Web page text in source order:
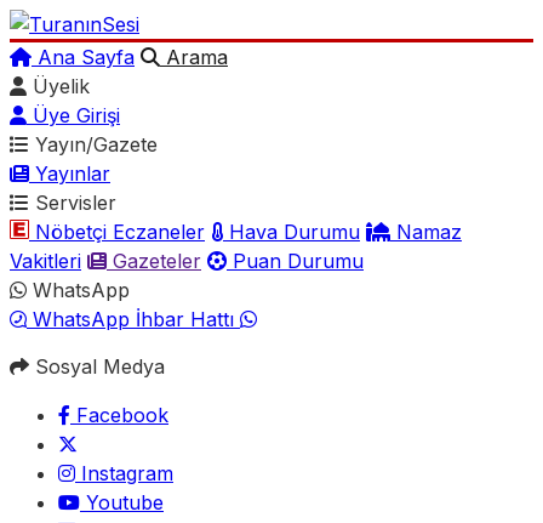
Ana Sayfa
Arama
Üyelik
Üye Girişi
Yayın/Gazete
Yayınlar
Servisler
Nöbetçi Eczaneler
Hava Durumu
Namaz
Vakitleri
Gazeteler
Puan Durumu
WhatsApp
WhatsApp İhbar Hattı
Sosyal Medya
Facebook
Instagram
Youtube